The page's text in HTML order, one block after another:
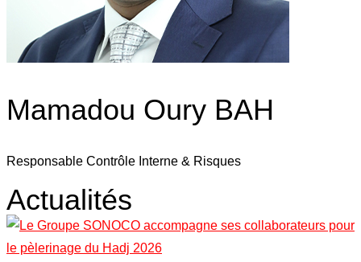
Mamadou Oury BAH
Responsable Contrôle Interne & Risques
Actualités